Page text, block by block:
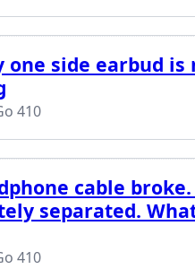
one side earbud is
410
cable
separated.
410